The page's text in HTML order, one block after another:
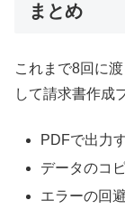
まとめ
これまで8回に
して請求書作成
PDFで出力
データのコ
エラーの回避